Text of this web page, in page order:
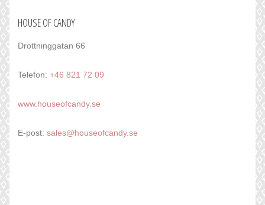
HOUSE OF CANDY
Drottninggatan 66
Telefon: +46 821 72 09
www.houseofcandy.se
E-post: sales@houseofcandy.se